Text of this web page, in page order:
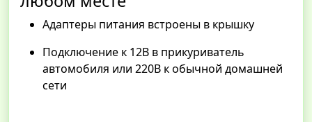
Адаптеры питания встроены в крышку
Подключение к 12В в прикуриватель
автомобиля или 220В к обычной домашней
сети